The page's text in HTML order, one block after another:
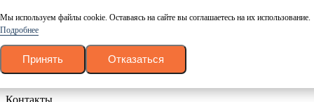
Прайс-лист
Оплата
Доставка
Политика конфиденциальности
Согласие на обработку персональных данных
Контакты
Мы используем файлы cookie. Оставаясь на сайте вы соглашаетесь на их использование.
Подробнее
Принять Отказаться